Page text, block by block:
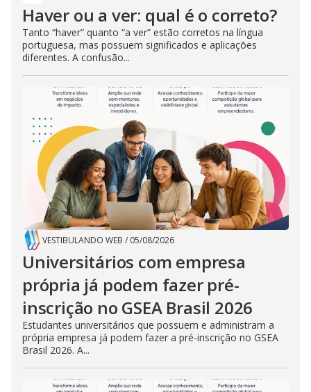
Haver ou a ver: qual é o correto?
Tanto “haver” quanto “a ver” estão corretos na língua
portuguesa, mas possuem significados e aplicações
diferentes. A confusão...
VESTIBULANDO WEB / 05/08/2026
Universitários com empresa
própria já podem fazer pré-
inscrição no GSEA Brasil 2026
Estudantes universitários que possuem e administram a
própria empresa já podem fazer a pré-inscrição no GSEA
Brasil 2026. A...